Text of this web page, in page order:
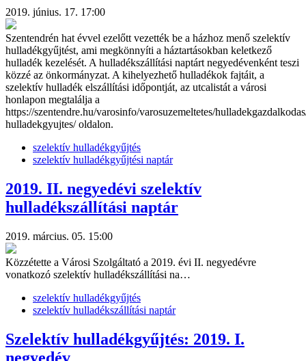
2019. június. 17. 17:00
Szentendrén hat évvel ezelőtt vezették be a házhoz menő szelektív
hulladékgyűjtést, ami megkönnyíti a háztartásokban keletkező
hulladék kezelését. A hulladékszállítási naptárt negyedévenként teszi
közzé az önkormányzat. A kihelyezhető hulladékok fajtáit, a
szelektív hulladék elszállítási időpontját, az utcalistát a városi
honlapon megtalálja a
https://szentendre.hu/varosinfo/varosuzemeltetes/
hulladekgyujtes/ oldalon.
szelektív hulladékgyűjtés
szelektív hulladékgyűjtési naptár
2019. II. negyedévi szelektív
hulladékszállítási naptár
2019. március. 05. 15:00
Közzétette a Városi Szolgáltató a 2019. évi II. negyedévre
vonatkozó szelektív hulladékszállítási na…
szelektív hulladékgyűjtés
szelektív hulladékszállítási naptár
Szelektív hulladékgyűjtés: 2019. I.